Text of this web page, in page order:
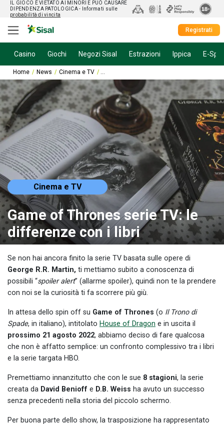
IL GIOCO È VIETATO AI MINORI E PUÒ CAUSARE
DIPENDENZA PATOLOGICA - Informati sulle
probabilità di vincita
Registrati
Casino Giochi Negozi Sisal Estrazioni Ippica E-
Home News Cinema e TV Game of Thrones serie TV: le differenze
Cinema e TV
Game of Thrones serie TV: le
differenze con i libri
Se non hai ancora finito la serie TV basata sulle opere di
George R.R. Martin, ti mettiamo subito a conoscenza di
possibili “spoiler alert” (allarme spoiler), quindi non te la prendere
con noi se la curiosità ti fa scorrere più giù.
In attesa dello spin off su Game of Thrones (o Il Trono di
Spade, in italiano), intitolato House of Dragon e in uscita il
prossimo 21 agosto 2022, abbiamo deciso di fare qualcosa
che non è affatto semplice: un confronto complessivo tra i libri
e la serie targata HBO.
Premettiamo innanzitutto che con le sue 8 stagioni, la serie
creata da David Benioff e D.B. Weiss ha avuto un successo
senza precedenti nella storia del piccolo schermo.
Per buona parte dello show, la trasposizione ha rappresentato